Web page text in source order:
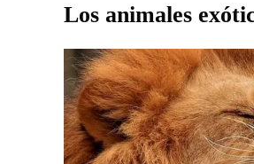
Los animales